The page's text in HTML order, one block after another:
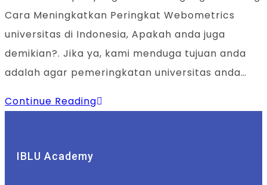
Cara Meningkatkan Peringkat Webometrics
universitas di Indonesia, Apakah anda juga
demikian?. Jika ya, kami menduga tujuan anda
adalah agar pemeringkatan universitas anda…
Continue Reading
IBLU Academy